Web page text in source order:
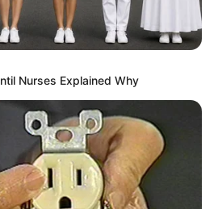
Nurses Explained Why